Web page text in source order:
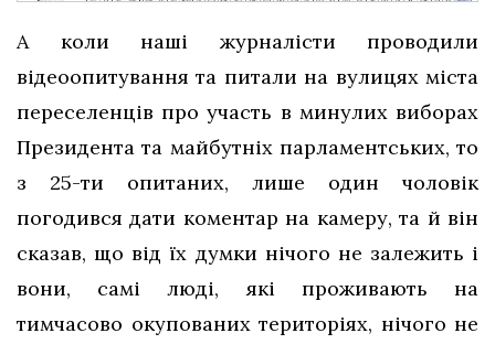
А коли наші журналісти проводили
відеоопитування та питали на вулицях міста
переселенців про участь в минулих виборах
Президента та майбутніх парламентських, то
з 25-ти опитаних, лише один чоловік
погодився дати коментар на камеру, та й він
сказав, що від їх думки нічого не залежить і
вони, самі люді, які проживають на
тимчасово окупованих територіях, нічого не